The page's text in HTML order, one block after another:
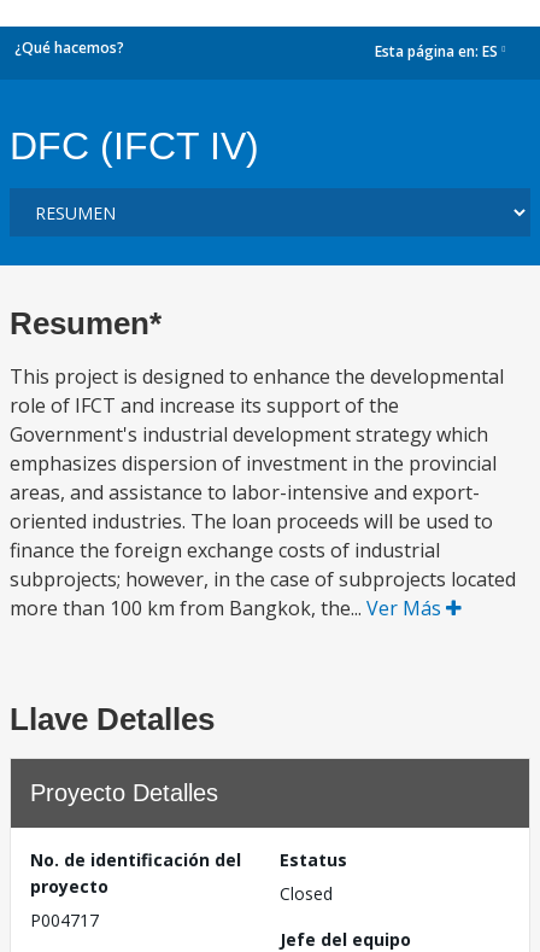
¿Qué hacemos? Esta página en: ES
DFC (IFCT IV)
Resumen*
This project is designed to enhance the developmental
role of IFCT and increase its support of the
Government's industrial development strategy which
emphasizes dispersion of investment in the provincial
areas, and assistance to labor-intensive and export-
oriented industries. The loan proceeds will be used to
finance the foreign exchange costs of industrial
subprojects; however, in the case of subprojects located
more than 100 km from Bangkok, the... Ver Más
Llave Detalles
Proyecto Detalles
No. de identificación del
proyecto
P004717
Estatus
Closed
Jefe del equipo